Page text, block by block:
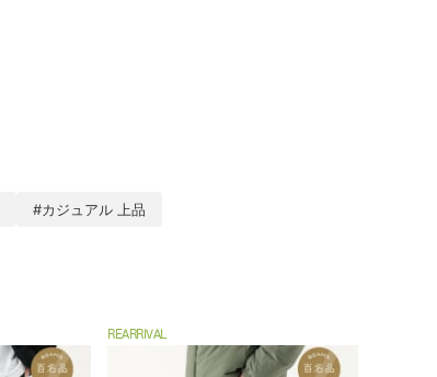
#カジュアル 上品
REARRIVAL